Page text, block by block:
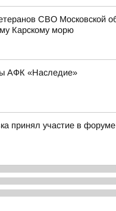
СВО Московской
Карскому морю
АФК «Наследие»
принял участие в